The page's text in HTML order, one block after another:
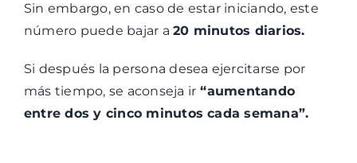
Sin embargo, en caso de estar iniciando, este
número puede bajar a20 minutos diarios.
Si después la persona desea ejercitarse por
más tiempo, se aconseja ir “aumentando
entre dos y cinco minutos cada semana”.